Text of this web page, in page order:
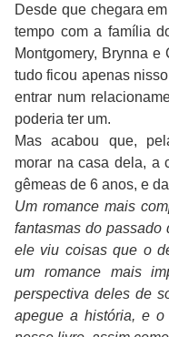
Desde que chegara
tempo com a família
Montgomery, Brynna
tudo ficou apenas
entrar num
poderia ter um.
Mas acabou que,
morar na casa dela, a
gêmeas de 6 anos, e
Um romance mais
fantasmas do passado
ele viu coisas que o
um romance mais
perspectiva deles de
apegue a história, e o